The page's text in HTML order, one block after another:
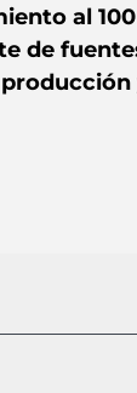
al
de